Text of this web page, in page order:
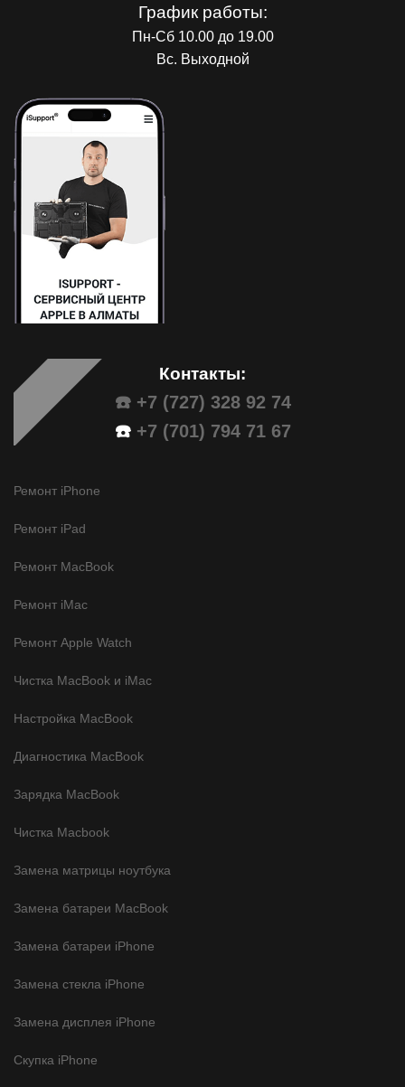
График работы:
Пн-Сб 10.00 до 19.00
Вс. Выходной
Контакты:
☎️ +7 (727) 328 92 74
☎️ +7 (701) 794 71 67
Ремонт iPhone
Ремонт iPad
Ремонт MacBook
Ремонт iMac
Ремонт Apple Watch
Чистка MacBook и iMac
Настройка MacBook
Диагностика MacBook
Зарядка MacBook
Чистка Macbook
Замена матрицы ноутбука
Замена батареи MacBook
Замена батареи iPhone
Замена стекла iPhone
Замена дисплея iPhone
Скупка iPhone